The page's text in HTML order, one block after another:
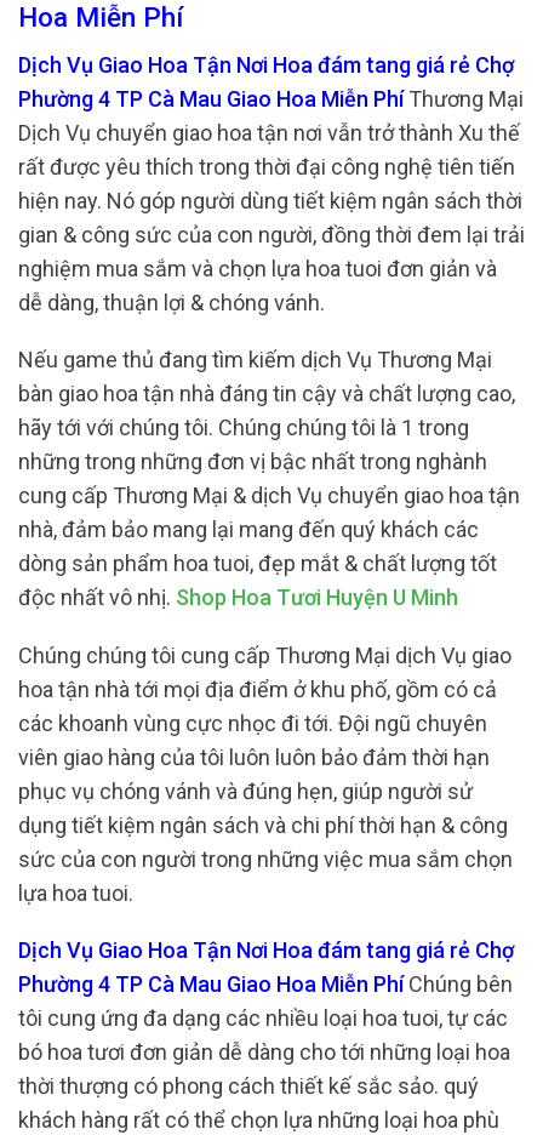
Hoa Miễn Phí
Dịch Vụ Giao Hoa Tận Nơi Hoa đám tang giá rẻ Chợ
Phường 4 TP Cà Mau Giao Hoa Miễn PhíThương Mại
Dịch Vụ chuyển giao hoa tận nơi vẫn trở thành Xu thế
rất được yêu thích trong thời đại công nghệ tiên tiến
hiện nay. Nó góp người dùng tiết kiệm ngân sách thời
gian & công sức của con người, đồng thời đem lại trải
nghiệm mua sắm và chọn lựa hoa tuoi đơn giản và
dễ dàng, thuận lợi & chóng vánh.
Nếu game thủ đang tìm kiếm dịch Vụ Thương Mại
bàn giao hoa tận nhà đáng tin cậy và chất lượng cao,
hãy tới với chúng tôi. Chúng chúng tôi là 1 trong
những trong những đơn vị bậc nhất trong nghành
cung cấp Thương Mại & dịch Vụ chuyển giao hoa tận
nhà, đảm bảo mang lại mang đến quý khách các
dòng sản phẩm hoa tuoi, đẹp mắt & chất lượng tốt
độc nhất vô nhị. Shop Hoa Tươi Huyện U Minh
Chúng chúng tôi cung cấp Thương Mại dịch Vụ giao
hoa tận nhà tới mọi địa điểm ở khu phố, gồm có cả
các khoanh vùng cực nhọc đi tới. Đội ngũ chuyên
viên giao hàng của tôi luôn luôn bảo đảm thời hạn
phục vụ chóng vánh và đúng hẹn, giúp người sử
dụng tiết kiệm ngân sách và chi phí thời hạn & công
sức của con người trong những việc mua sắm chọn
lựa hoa tuoi.
Dịch Vụ Giao Hoa Tận Nơi Hoa đám tang giá rẻ Chợ
Phường 4 TP Cà Mau Giao Hoa Miễn PhíChúng bên
tôi cung ứng đa dạng các nhiều loại hoa tuoi, tự các
bó hoa tươi đơn giản dễ dàng cho tới những loại hoa
thời thượng có phong cách thiết kế sắc sảo. quý
khách hàng rất có thể chọn lựa những loại hoa phù